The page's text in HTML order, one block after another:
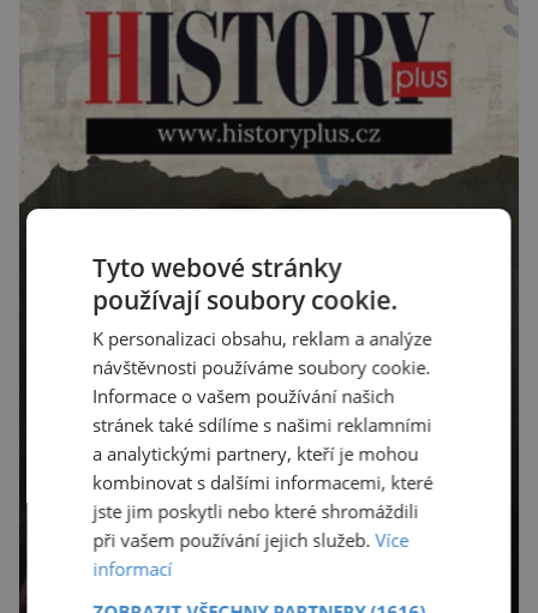
Tyto webové stránky
používají soubory cookie.
K personalizaci obsahu, reklam a analýze
návštěvnosti používáme soubory cookie.
Informace o vašem používání našich
stránek také sdílíme s našimi reklamními
a analytickými partnery, kteří je mohou
kombinovat s dalšími informacemi, které
jste jim poskytli nebo které shromáždili
při vašem používání jejich služeb.Více
informací